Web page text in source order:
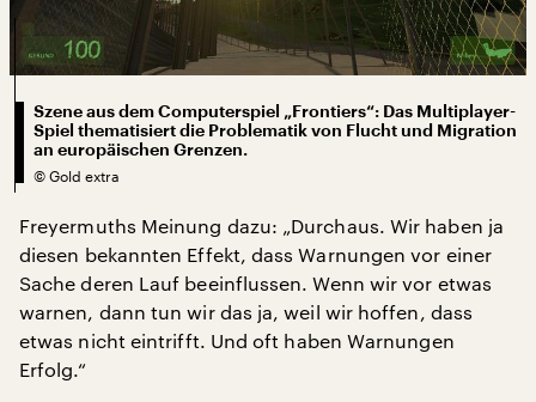
Szene aus dem Computerspiel „Frontiers“: Das Multiplayer-
Spiel thematisiert die Problematik von Flucht und Migration
an europäischen Grenzen.
© Gold extra
Freyermuths Meinung dazu: „Durchaus. Wir haben ja
diesen bekannten Effekt, dass Warnungen vor einer
Sache deren Lauf beeinflussen. Wenn wir vor etwas
warnen, dann tun wir das ja, weil wir hoffen, dass
etwas nicht eintrifft. Und oft haben Warnungen
Erfolg.“